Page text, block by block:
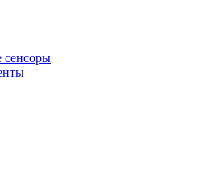
сенсоры